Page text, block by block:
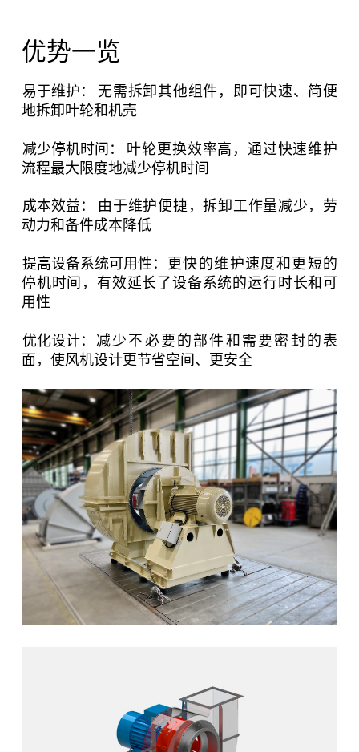
优势一览
易于维护：
无需拆卸其他组件，即可快速、简便
地拆卸叶轮和机壳
减少停机时间：
叶轮更换效率高，通过快速维护
流程最大限度地减少停机时间
成本效益：
由于维护便捷，拆卸工作量减少，劳
动力和备件成本降低
提高设备系统可用性：
更快的维护速度和更短的
停机时间，有效延长了设备系统的运行时长和可
用性
优化设计：
减少不必要的部件和需要密封的表
面，使风机设计更节省空间、更安全
联系我们
一般问题
X